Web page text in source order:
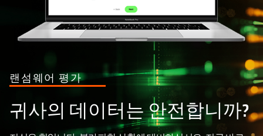
랜섬웨어 평가
귀사의 데이터는 안전합니까?